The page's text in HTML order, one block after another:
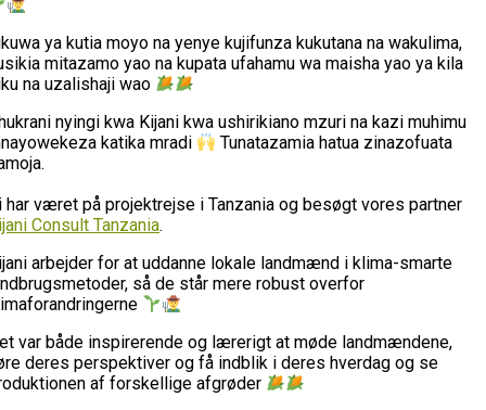
ya kutia moyo na yenye kujifunza kukutana na wakulima,
mitazamo yao na kupata ufahamu wa maisha yao ya kila
na uzalishaji wao
nyingi kwa Kijani kwa ushirikiano mzuri na kazi muhimu
katika mradi
Tunatazamia hatua zinazofuata
har været på projektrejse i Tanzania og besøgt vores partner
Consult Tanzania.
arbejder for at uddanne lokale landmænd i klima-smarte
så de står mere robust overfor
var både inspirerende og lærerigt at møde landmændene,
deres perspektiver og få indblik i deres hverdag og se
af forskellige afgrøder